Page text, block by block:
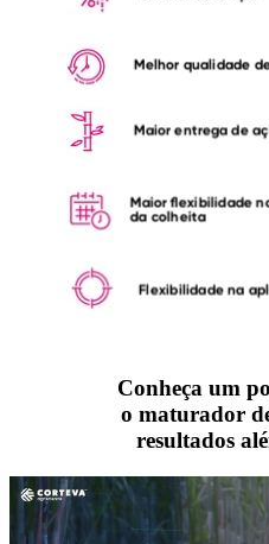
Conheça um
o maturador
resultados